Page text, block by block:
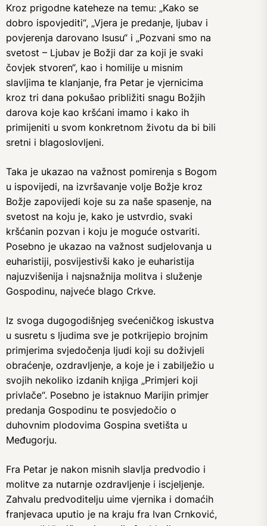
Kroz prigodne kateheze na temu: „Kako se
dobro ispovjediti“, „Vjera je predanje, ljubav i
povjerenja darovano Isusu“ i „Pozvani smo na
svetost – Ljubav je Božji dar za koji je svaki
čovjek stvoren“, kao i homilije u misnim
slavljima te klanjanje, fra Petar je vjernicima
kroz tri dana pokušao približiti snagu Božjih
darova koje kao kršćani imamo i kako ih
primijeniti u svom konkretnom životu da bi bili
sretni i blagoslovljeni.
Taka je ukazao na važnost pomirenja s Bogom
u ispovijedi, na izvršavanje volje Božje kroz
Božje zapovijedi koje su za naše spasenje, na
svetost na koju je, kako je ustvrdio, svaki
kršćanin pozvan i koju je moguće ostvariti.
Posebno je ukazao na važnost sudjelovanja u
euharistiji, posvijestivši kako je euharistija
najuzvišenija i najsnažnija molitva i služenje
Gospodinu, najveće blago Crkve.
Iz svoga dugogodišnjeg svećeničkog iskustva
u susretu s ljudima sve je potkrijepio brojnim
primjerima svjedočenja ljudi koji su doživjeli
obraćenje, ozdravljenje, a koje je i zabilježio u
svojih nekoliko izdanih knjiga „Primjeri koji
privlače“. Posebno je istaknuo Marijin primjer
predanja Gospodinu te posvjedočio o
duhovnim plodovima Gospina svetišta u
Međugorju.
Fra Petar je nakon misnih slavlja predvodio i
molitve za nutarnje ozdravljenje i iscjeljenje.
Zahvalu predvoditelju uime vjernika i domaćih
franjevaca uputio je na kraju fra Ivan Crnković,